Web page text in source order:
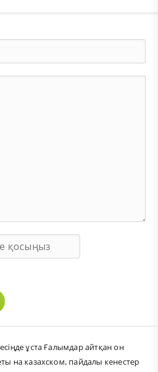
ұста Ғалымдар айтқан он
на казахском, пайдалы кенестер